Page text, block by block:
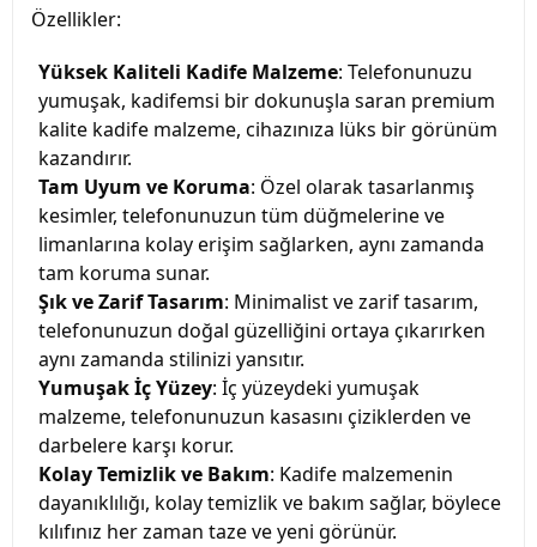
Özellikler:
Yüksek Kaliteli Kadife Malzeme: Telefonunuzu
yumuşak, kadifemsi bir dokunuşla saran premium
kalite kadife malzeme, cihazınıza lüks bir görünüm
kazandırır.
Tam Uyum ve Koruma: Özel olarak tasarlanmış
kesimler, telefonunuzun tüm düğmelerine ve
limanlarına kolay erişim sağlarken, aynı zamanda
tam koruma sunar.
Şık ve Zarif Tasarım: Minimalist ve zarif tasarım,
telefonunuzun doğal güzelliğini ortaya çıkarırken
aynı zamanda stilinizi yansıtır.
Yumuşak İç Yüzey: İç yüzeydeki yumuşak
malzeme, telefonunuzun kasasını çiziklerden ve
darbelere karşı korur.
Kolay Temizlik ve Bakım: Kadife malzemenin
dayanıklılığı, kolay temizlik ve bakım sağlar, böylece
kılıfınız her zaman taze ve yeni görünür.